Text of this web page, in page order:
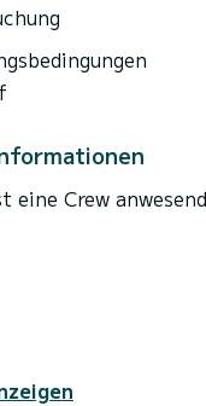
eine Crew